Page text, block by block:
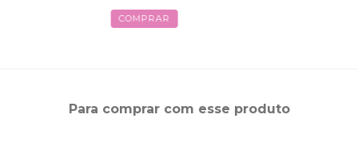
COMPRAR
Para comprar com esse produto